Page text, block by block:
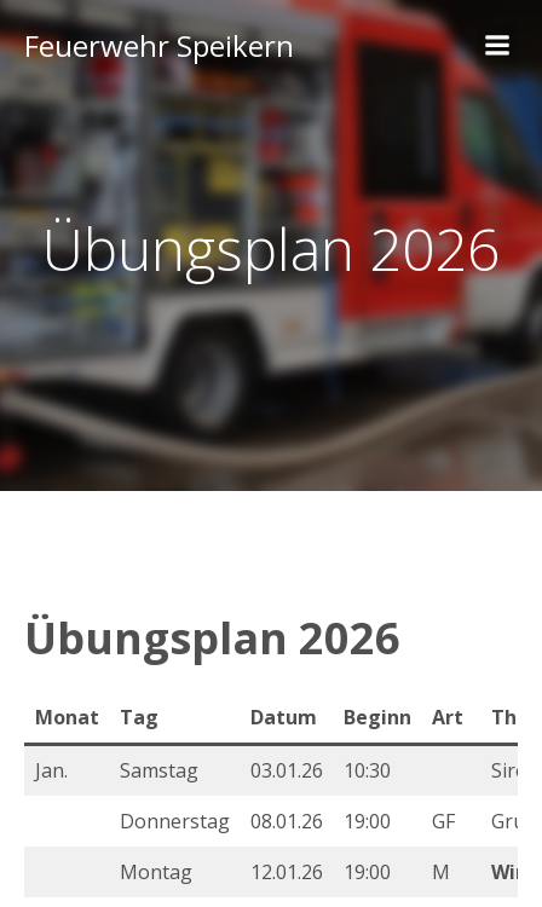
Feuerwehr Speikern
Übungsplan 2026
Übungsplan 2026
Monat Tag Datum Beginn Art
Jan.
Samstag 03.01.26 10:30
Donnerstag
08.01.26 19:00 GF
Montag
12.01.26 19:00 M